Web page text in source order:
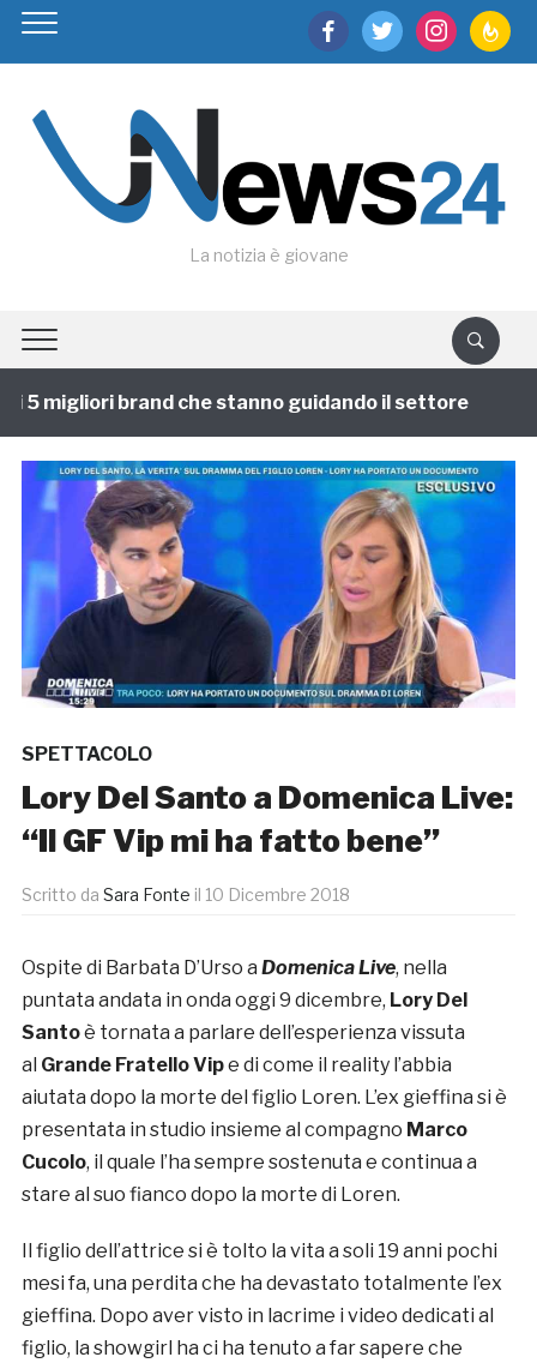
facebooktwitter instagram
La notizia è giovane
migliori brand che stanno guidando il settore
SPETTACOLO
Lory Del Santo a Domenica Live:
“Il GF Vip mi ha fatto bene”
Scritto da Sara Fonte il 10 Dicembre 2018
Ospite di Barbata D’Urso a Domenica Live, nella
puntata andata in onda oggi 9 dicembre, Lory Del
Santoè tornata a parlare dell’esperienza vissuta
al Grande Fratello Vipe di come il reality l’abbia
aiutata dopo la morte del figlio Loren. L’ex gieffina si è
presentata in studio insieme al compagno Marco
Cucolo, il quale l’ha sempre sostenuta e continua a
stare al suo fianco dopo la morte di Loren.
Il figlio dell’attrice si è tolto la vita a soli 19 anni pochi
mesi fa, una perdita che ha devastato totalmente l’ex
gieffina. Dopo aver visto in lacrime i video dedicati al
figlio, la showgirl ha ci ha tenuto a far sapere che